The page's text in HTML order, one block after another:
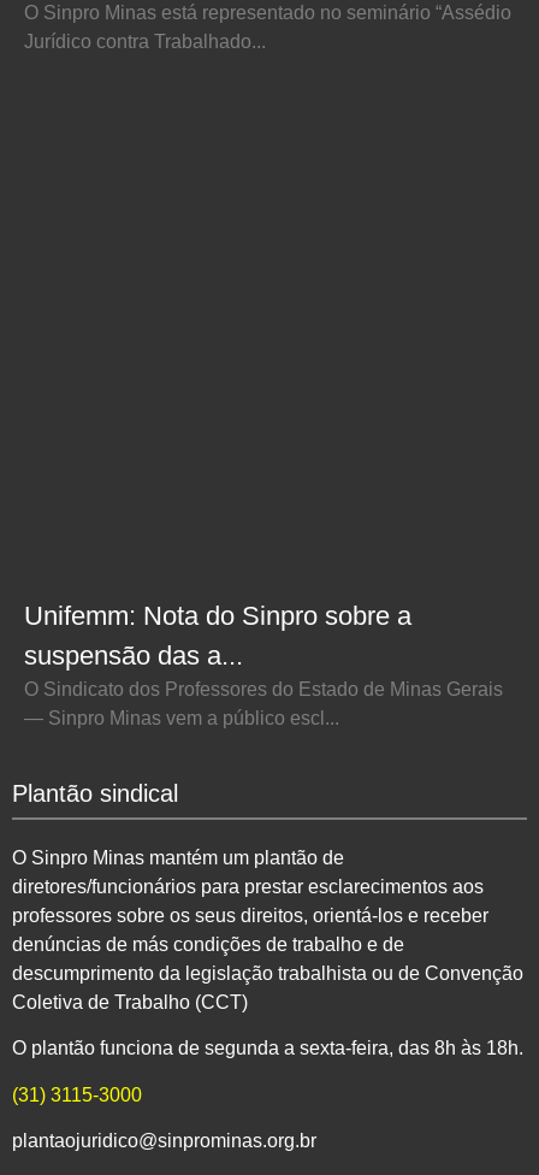
O Sinpro Minas está representado no seminário “Assédio
Jurídico contra Trabalhado...
Unifemm: Nota do Sinpro sobre a
suspensão das a...
O Sindicato dos Professores do Estado de Minas Gerais
— Sinpro Minas vem a público escl...
Plantão sindical
O Sinpro Minas mantém um plantão de
diretores/funcionários para prestar esclarecimentos aos
professores sobre os seus direitos, orientá-los e receber
denúncias de más condições de trabalho e de
descumprimento da legislação trabalhista ou de Convenção
Coletiva de Trabalho (CCT)
O plantão funciona de segunda a sexta-feira, das 8h às 18h.
(31) 3115-3000
plantaojuridico@sinprominas.org.br